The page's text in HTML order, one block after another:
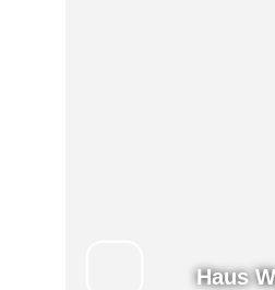
Haus